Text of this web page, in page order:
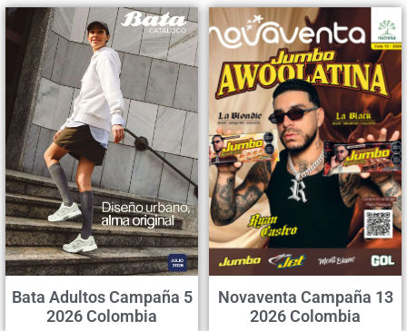
Bata Adultos Campaña 5
2026 Colombia
Novaventa Campaña 13
2026 Colombia